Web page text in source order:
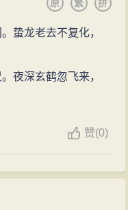
拼
繁
原
蛰龙老去不复化，
夜深玄鹤忽飞来，
赞(0)